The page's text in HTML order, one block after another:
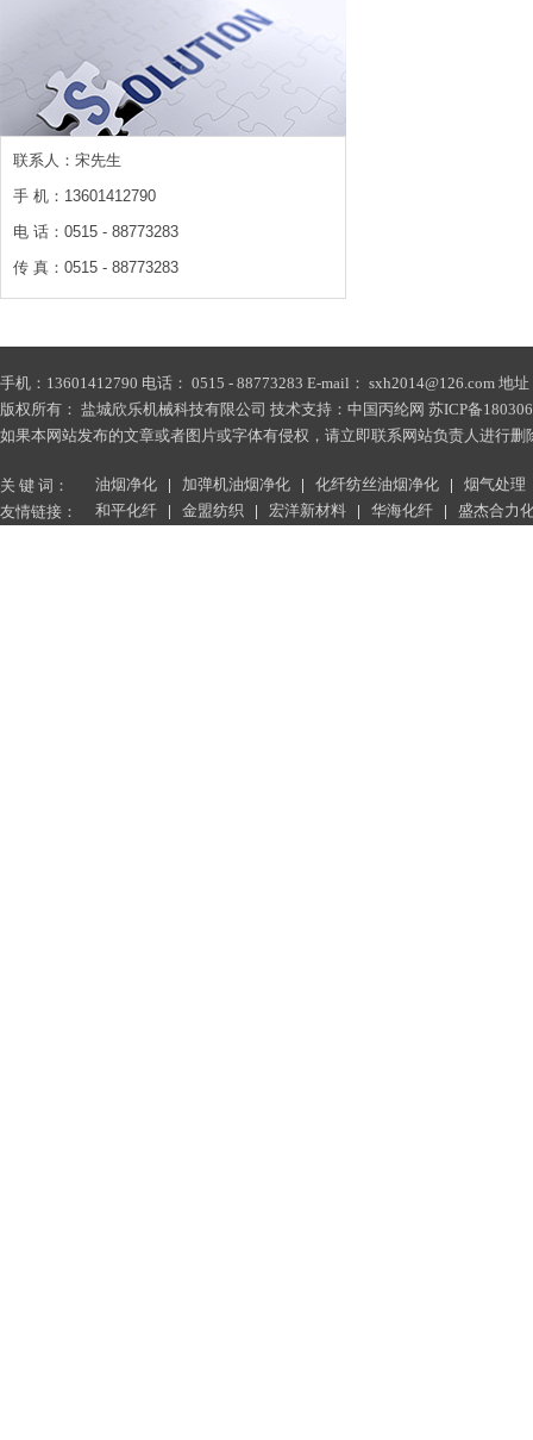
联系人：宋先生
手 机：13601412790
电 话：0515 - 88773283
传 真：0515 - 88773283
手机：13601412790 电话： 0515 - 88773283 E-mail： sxh2014@126.com 地
版权所有： 盐城欣乐机械科技有限公司 技术支持： 中国丙纶网 苏ICP备
如果本网站发布的文章或者图片或字体有侵权，请立即联系网站负责人进行删
关 键 词： 油烟净化 加弹机油烟净化 化纤纺丝油烟净化
烟气处理
友情链接：
和平化纤 金盟纺织 宏洋新材料 华海化纤 盛杰合力